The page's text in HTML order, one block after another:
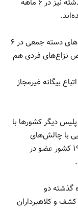
که عمدتاً داروهای آنتی بیوتیک تاریخ مصرف گذشته نیز در ۶ ماهه
سردار منتظرالمهدی به کاهش ۲۸ درصدی نزاع‌های دسته جمعی در ۶
خصوص نزاع‌های فردی هم
بیگانه غیرمجاز
دیگر کشورها با
با چالش‌های
مربوط به جرایم نوظهور، توانسته از فعالیت ۱۹۵ کشور عضو در
گذشته دو
شناسایی، کشف و کلاهبرداران